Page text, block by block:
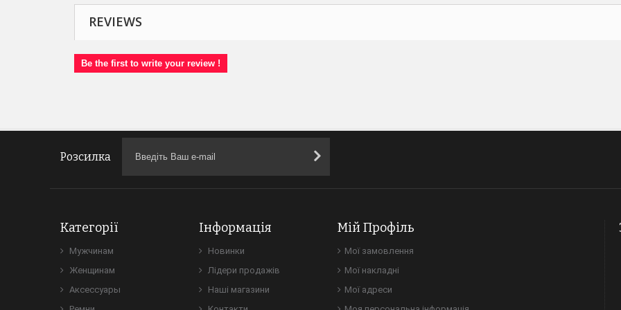
REVIEWS
Be the first to write your review !
Розсилка
Категорії
Мужчинам
Женщинам
Аксессуары
Інформація
Новинки
Лідери продажів
Наші магазини
Мій Профіль
Мої замовлення
Мої накладні
Мої адреси